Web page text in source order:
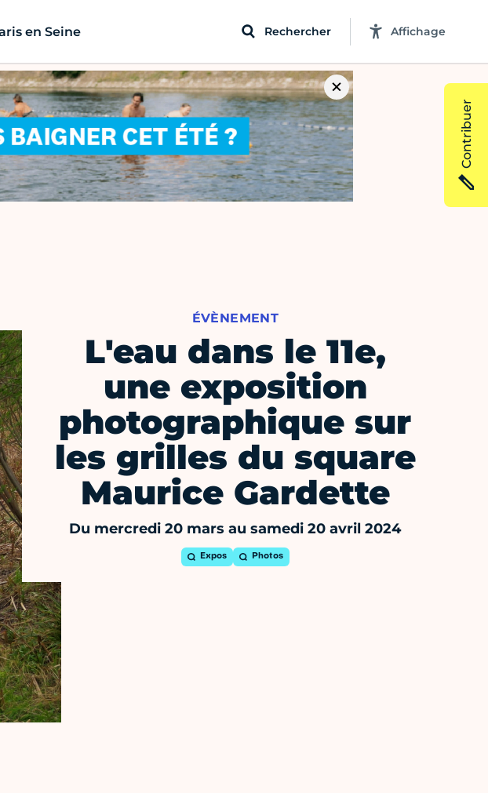
en Seine Rechercher Affichage
ÉVÈNEMENT
L'eau dans le 11e,
une exposition
photographique sur
les grilles du square
Maurice Gardette
Du mercredi 20 mars au samedi 20 avril 2024
Expos Photos
Contribuer